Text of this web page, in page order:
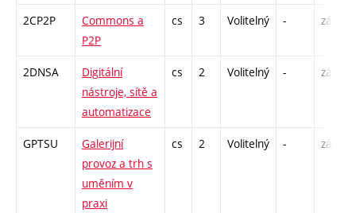
2CP2P
Commons a
P2P
cs 3 Volitelný - zá
2DNSA
Digitální
nástroje, sítě a
automatizace
cs 2 Volitelný - zá
GPTSU
Galerijní
provoz a trh s
uměním v
praxi
cs 2 Volitelný - zá